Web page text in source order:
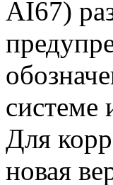
AI67)
Для
новая